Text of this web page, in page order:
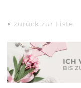
< zurück zur Liste